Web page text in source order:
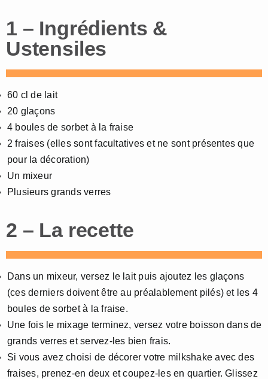
1 – Ingrédients &
Ustensiles
60 cl de lait
20 glaçons
4 boules de sorbet à la fraise
2 fraises (elles sont facultatives et ne sont présentes que
pour la décoration)
Un mixeur
Plusieurs grands verres
2 – La recette
Dans un mixeur, versez le lait puis ajoutez les glaçons
(ces derniers doivent être au préalablement pilés) et les 4
boules de sorbet à la fraise.
Une fois le mixage terminez, versez votre boisson dans de
grands verres et servez-les bien frais.
Si vous avez choisi de décorer votre milkshake avec des
fraises, prenez-en deux et coupez-les en quartier. Glissez